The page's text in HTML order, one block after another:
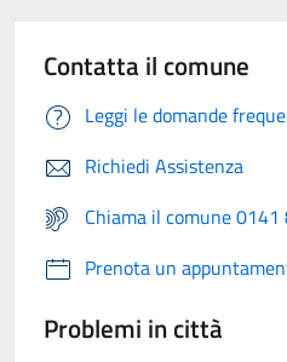
Contatta il comune
Leggi le domande
Richiedi Assistenza
Chiama il comune
Prenota un
Problemi in città